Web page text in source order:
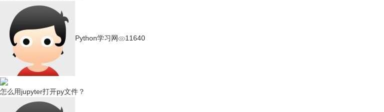
Python学习网 11640
怎么用jupyter打开py文件？